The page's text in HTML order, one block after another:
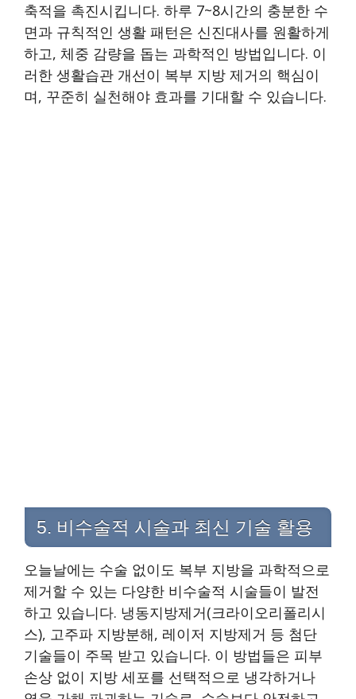
축적을 촉진시킵니다. 하루 7~8시간의 충분한 수
면과 규칙적인 생활 패턴은 신진대사를 원활하게
하고, 체중 감량을 돕는 과학적인 방법입니다. 이
러한 생활습관 개선이 복부 지방 제거의 핵심이
며, 꾸준히 실천해야 효과를 기대할 수 있습니다.
5. 비수술적 시술과 최신 기술 활용
오늘날에는 수술 없이도 복부 지방을 과학적으로
제거할 수 있는 다양한 비수술적 시술들이 발전
하고 있습니다. 냉동지방제거(크라이오리폴리시
스), 고주파 지방분해, 레이저 지방제거 등 첨단
기술들이 주목 받고 있습니다. 이 방법들은 피부
손상 없이 지방 세포를 선택적으로 냉각하거나